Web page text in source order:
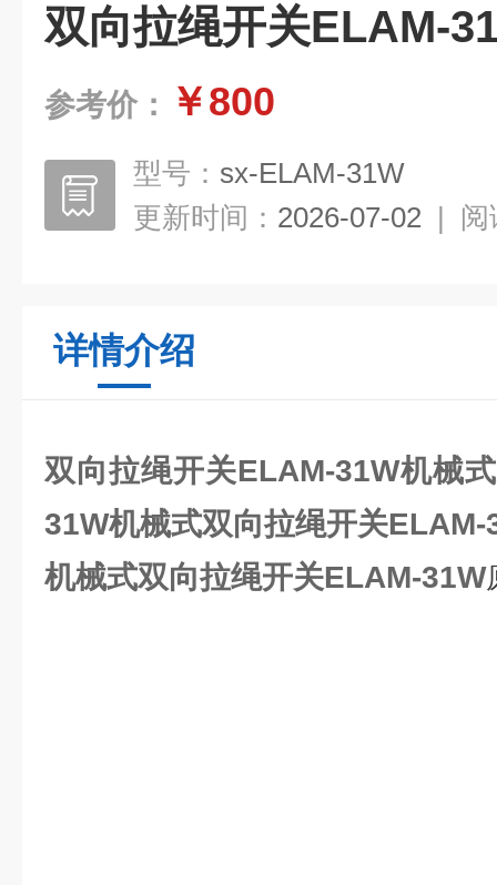
双向拉绳开关ELAM-
参考价： ￥800
型号： sx-ELAM-31W
更新时间： 2026-07-02 | 阅
详情介绍
双向拉绳开关ELAM-31W机械式
31W机械式双向拉绳开关ELAM-
机械式双向拉绳开关ELAM-31W